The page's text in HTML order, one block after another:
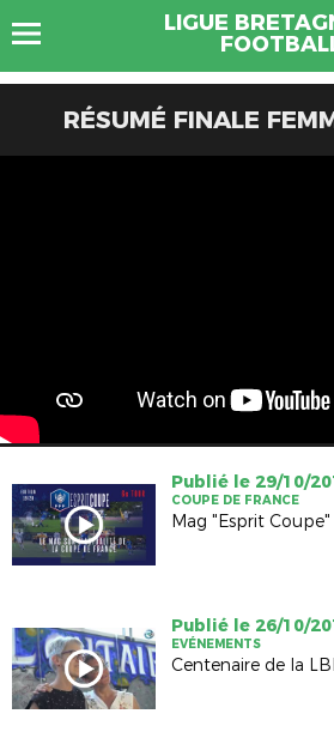
LIGUE
RÉSUMÉ FINALE
Publié le 29/10/
COUPE DE FRANCE
Publié le 26/10/
EVÉNEMENTS
Centenaire de la